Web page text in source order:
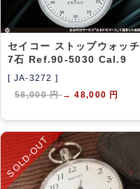
セイコー ストップウォッチ
7石 Ref.90-5030 Cal.9
[ JA-3272 ]
58,000 円→ 48,000 円
SOLD-OUT